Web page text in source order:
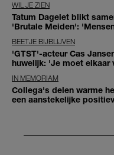
WIL JE ZIEN
Tatum Dagelet blikt
'Brutale Meiden':
BEETJE BIJBLIJVEN
'GTST'-acteur Cas
huwelijk: 'Je moet elkaar
IN MEMORIAM
Collega's delen warme
een aanstekelijke